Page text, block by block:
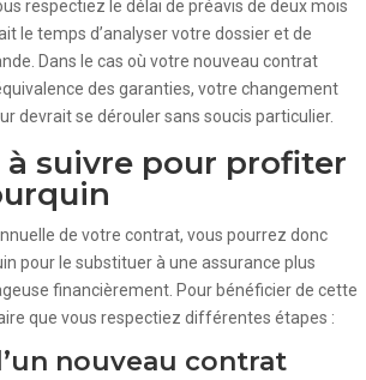
respectiez le délai de préavis de deux mois
le temps d’analyser votre dossier et de
Dans le cas où votre nouveau contrat
des garanties, votre changement
devrait se dérouler sans soucis particulier.
à suivre pour profiter
de votre contrat, vous pourrez donc
pour le substituer à une assurance plus
financièrement. Pour bénéficier de cette
que vous respectiez différentes étapes :
nouveau contrat